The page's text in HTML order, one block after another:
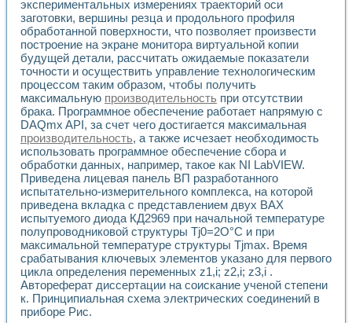
Установка для измерения диэлектрических свойств
Исследование кинетики зарождения и развития
Лабораторный электрический импедансный томограф на
Микрозондовая система для характеризации
Метод траекторий в исследовании
Промышленная автоматизация
Автоматизация технологических процессов получения
Использование систем технического зрения для контроля
Исследование электромагнитных переходных процессов
Применение LabVIEW при разработке обучающих
Разработка виртуальных тренажеров путем
Система блокировок, сигнализации и защиты ускорителя
Система сбора данных и управления процессом
Управление температурой газовой среды специальной
Разработка программного обеспечения с
Использование технологий NATIONAL INSTRUMENTS
Оборудование для промышленной термотрансферной
Автоматизация реометрических исследований на базе
Применение измерителя иммитанса для исследова¬ния
Исследование электромагнитных переходных процессов
Стенд для исследования электрических переходных
Автоматизация контроля сварных швов на базе
экспериментальных измерениях траекторий оси
заготовки, вершины резца и продольного профиля
обработанной поверхности, что позволяет произвести
построение на экране монитора виртуальной копии
будущей детали, рассчитать ожидаемые показатели
точности и осуществить управление технологическим
процессом таким образом, чтобы получить
максимальную производительность при отсутствии
брака. Программное обеспечение работает напрямую с
DAQmx API, за счет чего достигается максимальная
производительность, а также исчезает необходимость
использовать программное обеспечение сбора и
обработки данных, например, такое как NI LabVIEW.
Приведена лицевая панель ВП разработанного
испытательно-измерительного комплекса, на которой
приведена вкладка с представлением двух ВАХ
испытуемого диода КД2969 при начальной температуре
полупроводниковой структуры Tj0=2О°С и при
максимальной температуре структуры Tjmax. Время
срабатывания ключевых элементов указано для первого
цикла определения переменных z1,i; z2,i; z3,i .
Автореферат диссертации на соискание ученой степени
к. Принципиальная схема электрических соединений в
приборе Рис.